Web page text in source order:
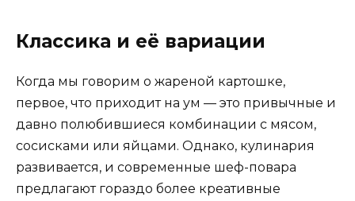
Классика и её вариации
Когда мы говорим о жареной картошке,
первое, что приходит на ум — это привычные и
давно полюбившиеся комбинации с мясом,
сосисками или яйцами. Однако, кулинария
развивается, и современные шеф-повара
предлагают гораздо более креативные